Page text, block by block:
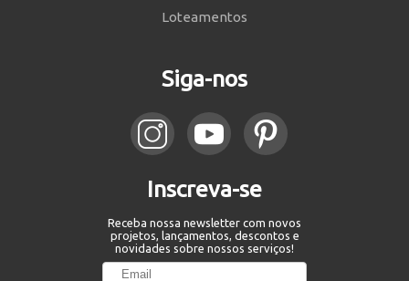
Loteamentos
Siga-nos
Inscreva-se
Receba nossa newsletter com novos
projetos, lançamentos, descontos e
novidades sobre nossos serviços!